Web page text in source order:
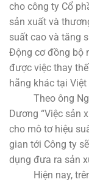
cho công ty Cổ
sản xuất và
suất cao và tăng
Động cơ đồng bộ
được việc thay
hãng khác tại Việt
Theo ông
Dương “Việc sản
cho mô tơ hiệu
gian tới Công ty
dụng đưa ra sản
Hiện nay, trên